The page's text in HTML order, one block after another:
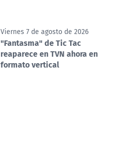
Viernes 7 de agosto de 2026
"Fantasma" de Tic Tac
reaparece en TVN ahora en
formato vertical